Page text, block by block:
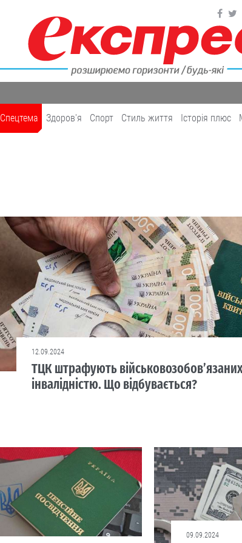
Спецтема Здоров'я Cпорт Cтиль життя Історія плюс
12.09.2024
ТЦК штрафують
інвалідністю. Що відбувається?
09.09.2024